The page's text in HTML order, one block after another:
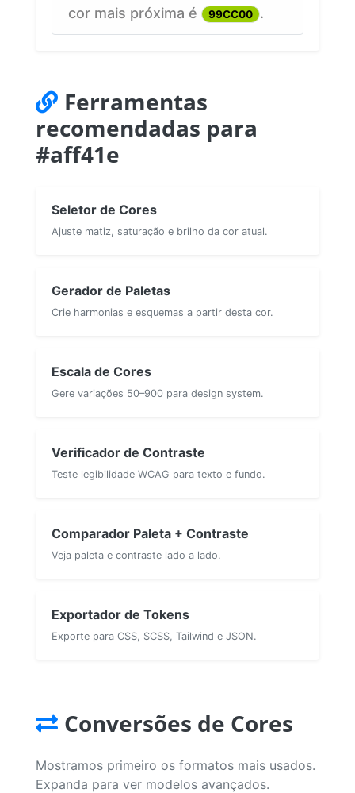
cor mais próxima é
99CC00 .
Ferramentas
recomendadas para
#aff41e
Seletor de Cores
Ajuste matiz, saturação e brilho da cor atual.
Gerador de Paletas
Crie harmonias e esquemas a partir desta cor.
Escala de Cores
Gere variações 50–900 para design system.
Verificador de Contraste
Teste legibilidade WCAG para texto e fundo.
Comparador Paleta + Contraste
Veja paleta e contraste lado a lado.
Exportador de Tokens
Exporte para CSS, SCSS, Tailwind e JSON.
Conversões de Cores
Mostramos primeiro os formatos mais usados.
Expanda para ver modelos avançados.